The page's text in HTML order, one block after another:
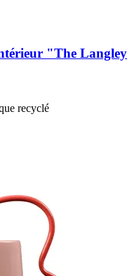
"The Langley
recyclé